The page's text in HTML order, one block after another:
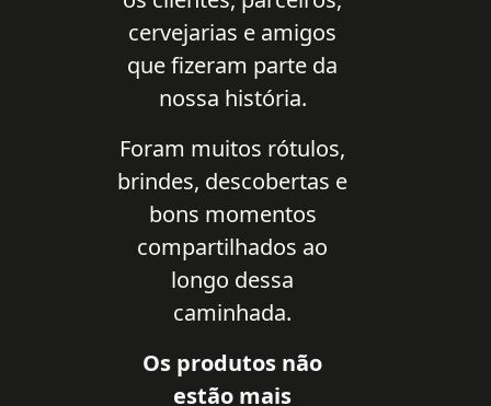
cervejarias e amigos
que fizeram parte da
nossa história.
Foram muitos rótulos,
brindes, descobertas e
bons momentos
compartilhados ao
longo dessa
caminhada.
Os produtos não
estão mais